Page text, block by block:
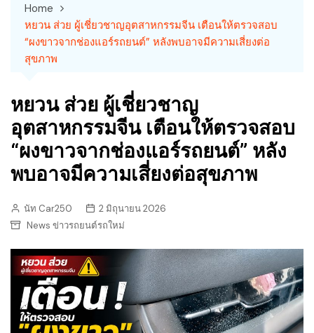
Home
หยวน ส่วย ผู้เชี่ยวชาญอุตสาหกรรมจีน เตือนให้ตรวจสอบ
“ผงขาวจากช่องแอร์รถยนต์” หลังพบอาจมีความเสี่ยงต่อ
สุขภาพ
หยวน ส่วย ผู้เชี่ยวชาญ
อุตสาหกรรมจีน เตือนให้ตรวจสอบ
“ผงขาวจากช่องแอร์รถยนต์” หลัง
พบอาจมีความเสี่ยงต่อสุขภาพ
นัท Car250
2 มิถุนายน 2026
News ข่าวรถยนต์รถใหม่